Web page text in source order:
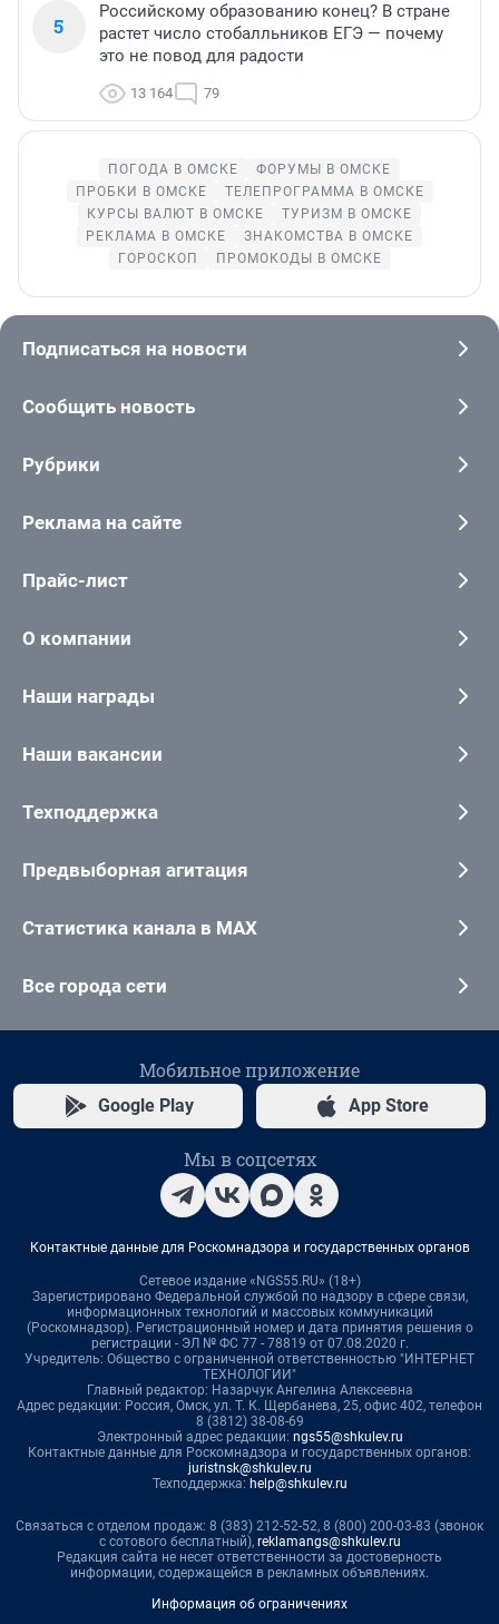
5
Российскому образованию конец? В стране
растет число стобалльников ЕГЭ — почему
это не повод для радости
13 164 79
ПОГОДА В ОМСКЕ
ФОРУМЫ В ОМСКЕ
ПРОБКИ В ОМСКЕ
ТЕЛЕПРОГРАММА В ОМСКЕ
КУРСЫ ВАЛЮТ В ОМСКЕ
ТУРИЗМ В ОМСКЕ
РЕКЛАМА В ОМСКЕ
ЗНАКОМСТВА В ОМСКЕ
ГОРОСКОП
ПРОМОКОДЫ В ОМСКЕ
Подписаться на новости
Сообщить новость
Рубрики
Реклама на сайте
Прайс-лист
О компании
Наши награды
Наши вакансии
Техподдержка
Предвыборная агитация
Статистика канала в MAX
Все города сети
Мобильное приложение
Google Play App Store
Мы в соцсетях
Контактные данные для Роскомнадзора и государственных органов
Сетевое издание «NGS55.RU» (18+)
Зарегистрировано Федеральной службой по надзору в сфере связи,
информационных технологий и массовых коммуникаций
(Роскомнадзор). Регистрационный номер и дата принятия решения о
регистрации - ЭЛ № ФС 77 - 78819 от 07.08.2020 г.
Учредитель: Общество с ограниченной ответственностью "ИНТЕРНЕТ
ТЕХНОЛОГИИ"
Главный редактор: Назарчук Ангелина Алексеевна
Адрес редакции: Россия, Омск, ул. Т. К. Щербанева, 25, офис 402, телефон
8 (3812) 38-08-69
Электронный адрес редакции: ngs55@shkulev.ru
Контактные данные для Роскомнадзора и государственных органов:
juristnsk@shkulev.ru
Техподдержка: help@shkulev.ru
Связаться с отделом продаж: 8 (383) 212-52-52, 8 (800) 200-03-83 (звонок
с сотового бесплатный), reklamangs@shkulev.ru
Редакция сайта не несет ответственности за достоверность
информации, содержащейся в рекламных объявлениях.
Информация об ограничениях